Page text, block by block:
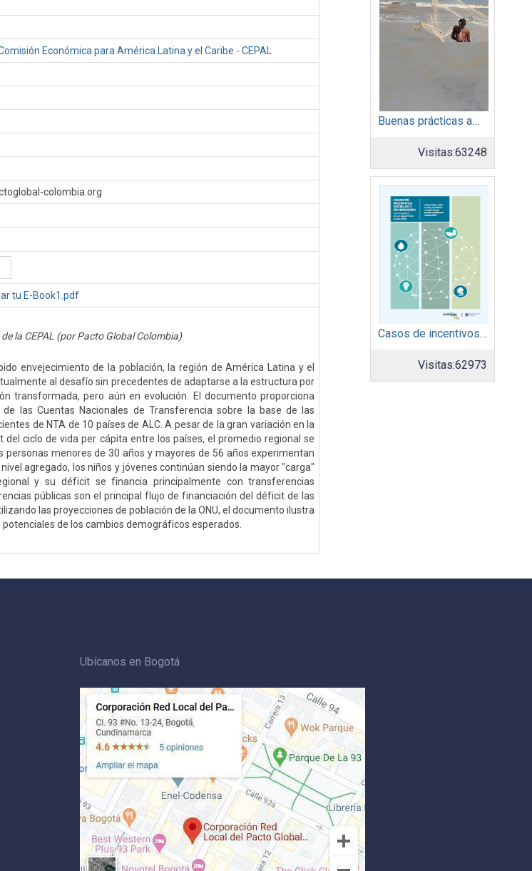
Económica para América Latina y el Caribe - CEPAL
colombia.org
tu E-Book1.pdf
la CEPAL (por Pacto Global Colombia)
envejecimiento de la población, la región de América Latina y el
al desafío sin precedentes de adaptarse a la estructura por
transformada, pero aún en evolución. El documento proporciona
las Cuentas Nacionales de Transferencia sobre la base de las
de NTA de 10 países de ALC. A pesar de la gran variación en la
del ciclo de vida per cápita entre los países, el promedio regional se
personas menores de 30 años y mayores de 56 años experimentan
agregado, los niños y jóvenes continúan siendo la mayor "carga"
y su déficit se financia principalmente con transferencias
públicas son el principal flujo de financiación del déficit de las
las proyecciones de población de la ONU, el documento ilustra
de los cambios demográficos esperados.
Buenas prácticas ambientales 2015
Visitas:63248
Casos de incentivos sociales y de mercadeo
Visitas:62973
Ubícanos en Bogotá